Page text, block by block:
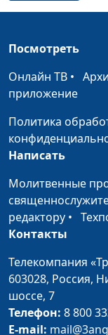
Росяное
Туманное
Туманное утро
В окружении гор
Горный поток
Зимний ролик
Зимний ролик
Зимний ролик
Весенний ролик
Посмотреть
Онлайн ТВ •
приложение
Политика
Написать
Молитвенные
редактору •
Контакты
Телекомпания
603028, Россия,
шоссе, 7
Телефон: 8 800
E-mail: